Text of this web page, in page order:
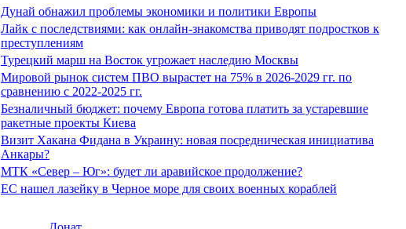
Дунай обнажил проблемы экономики и политики Европы
Лайк с последствиями: как онлайн-знакомства приводят подростков к
преступлениям
Турецкий марш на Восток угрожает наследию Москвы
Мировой рынок систем ПВО вырастет на 75% в 2026-2029 гг. по
сравнению с 2022-2025 гг.
Безналичный бюджет: почему Европа готова платить за устаревшие
ракетные проекты Киева
Визит Хакана Фидана в Украину: новая посредническая инициатива
Анкары?
МТК «Север – Юг»: будет ли аравийское продолжение?
ЕС нашел лазейку в Черное море для своих военных кораблей